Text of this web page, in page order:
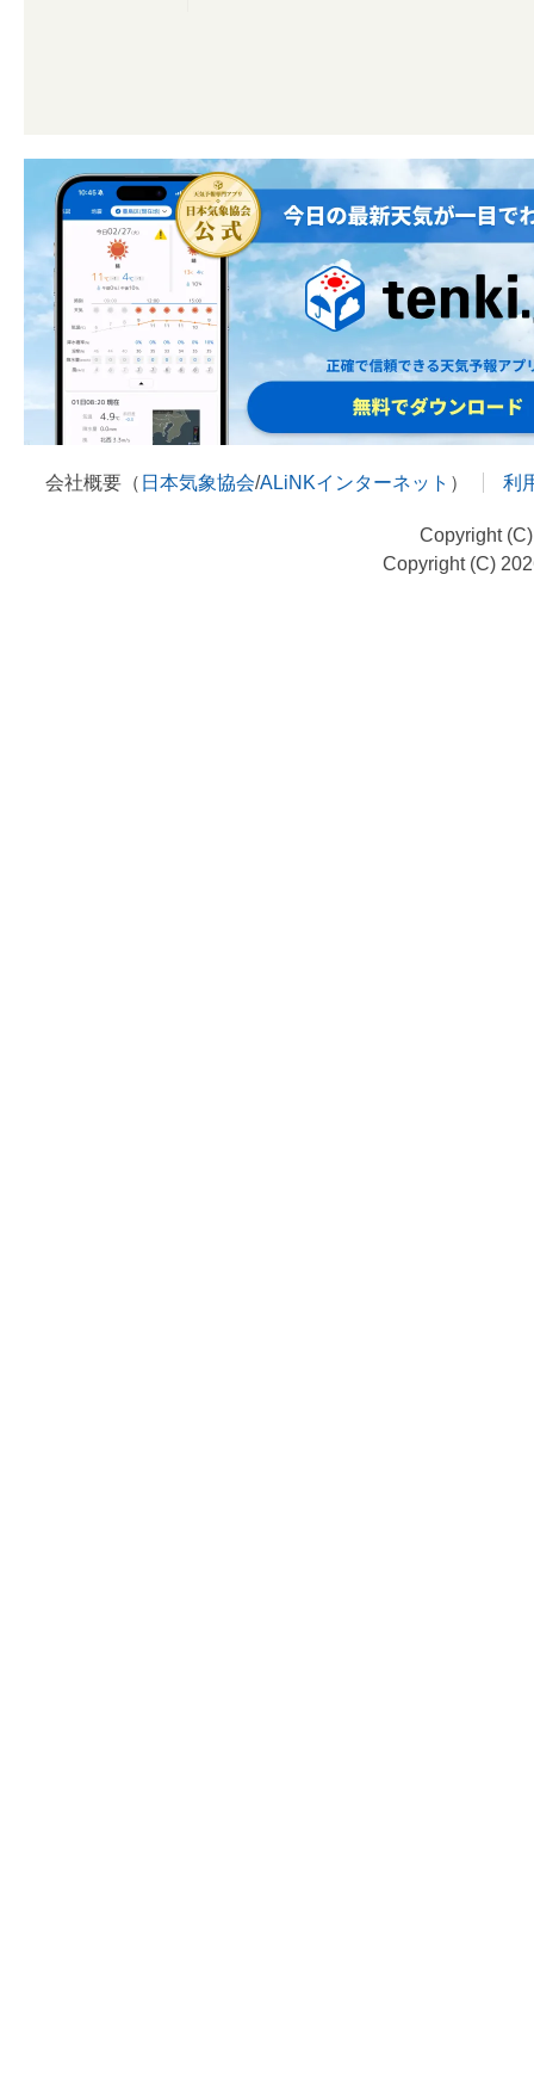
会社概要（ 日本気象協会/ALiNKインターネット ） 利
Copyright
Copyright (C)